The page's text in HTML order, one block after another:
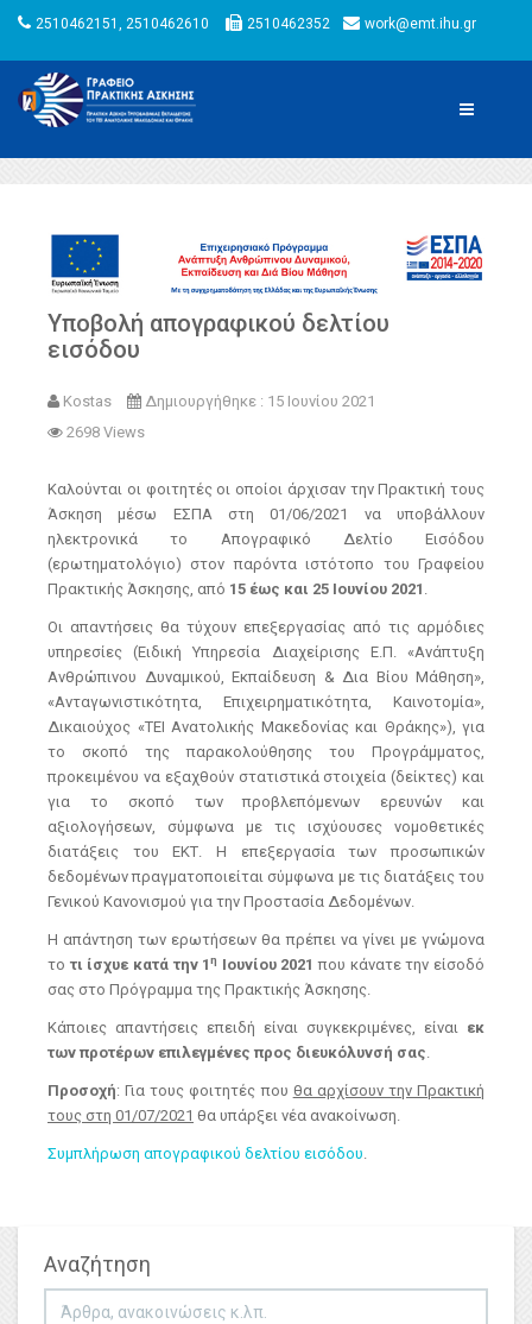
2510462151, 2510462610 2510462352 work@emt.ihu.gr
Υποβολή απογραφικού δελτίου
εισόδου
Kostas
Δημιουργήθηκε : 15 Ιουνίου 2021
2698 Views
Καλούνται οι φοιτητές οι οποίοι άρχισαν την Πρακτική τους
Άσκηση μέσω ΕΣΠΑ στη 01/06/2021 να υποβάλλουν
ηλεκτρονικά το Απογραφικό Δελτίο Εισόδου
(ερωτηματολόγιο) στον παρόντα ιστότοπο του Γραφείου
Πρακτικής Άσκησης, από 15 έως και 25 Ιουνίου 2021 .
Οι απαντήσεις θα τύχουν επεξεργασίας από τις αρμόδιες
υπηρεσίες (Ειδική Υπηρεσία Διαχείρισης Ε.Π. «Ανάπτυξη
Ανθρώπινου Δυναμικού, Εκπαίδευση & Δια Bίου Μάθηση»,
«Ανταγωνιστικότητα, Επιχειρηματικότητα, Καινοτομία»,
Δικαιούχος «ΤΕΙ Ανατολικής Μακεδονίας και Θράκης»), για
το σκοπό της παρακολούθησης του Προγράμματος,
προκειμένου να εξαχθούν στατιστικά στοιχεία (δείκτες) και
για το σκοπό των προβλεπόμενων ερευνών και
αξιολογήσεων, σύμφωνα με τις ισχύουσες νομοθετικές
διατάξεις του ΕΚΤ. Η επεξεργασία των προσωπικών
δεδομένων πραγματοποιείται σύμφωνα με τις διατάξεις του
Γενικού Κανονισμού για την Προστασία Δεδομένων.
Η απάντηση των ερωτήσεων θα πρέπει να γίνει με γνώμονα
το τι ίσχυε κατά την 1η Ιουνίου 2021 που κάνατε την είσοδό
σας στο Πρόγραμμα της Πρακτικής Άσκησης.
Κάποιες απαντήσεις επειδή είναι συγκεκριμένες, είναι εκ
των προτέρων επιλεγμένες προς διευκόλυνσή σας.
Προσοχή: Για τους φοιτητές που θα αρχίσουν την Πρακτική
τους στη 01/07/2021 θα υπάρξει νέα ανακοίνωση.
Συμπλήρωση απογραφικού δελτίου εισόδου.
Αναζήτηση
Αναζήτηση...